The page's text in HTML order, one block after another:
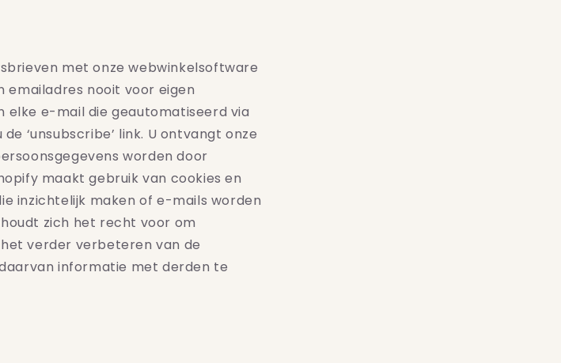
met onze webwinkelsoftware
emailadres nooit voor eigen
elke e-mail die geautomatiseerd via
‘unsubscribe’ link. U ontvangt onze
worden door
maakt gebruik van cookies en
inzichtelijk maken of e-mails worden
zich het recht voor om
verder verbeteren van de
informatie met derden te